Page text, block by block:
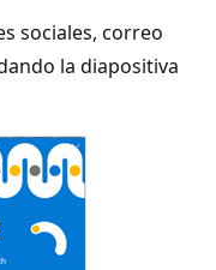
sociales, correo
la diapositiva